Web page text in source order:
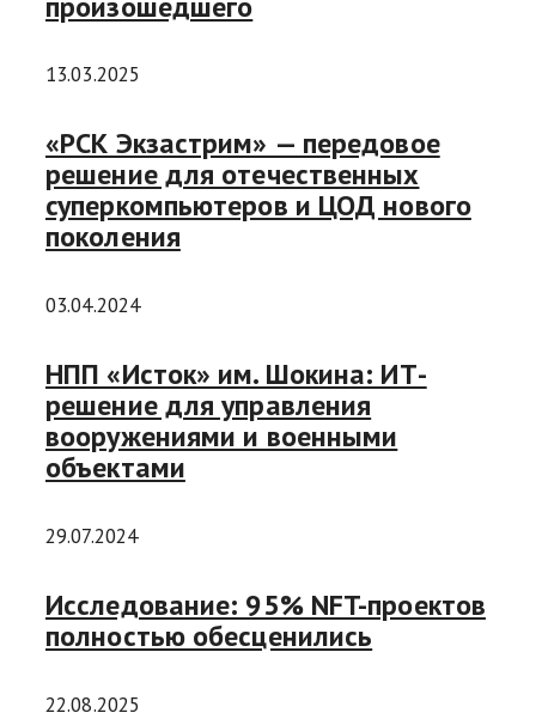
13.03.2025
«РСК Экзастрим» — передовое
решение для отечественных
суперкомпьютеров и ЦОД нового
поколения
03.04.2024
НПП «Исток» им. Шокина: ИТ-
решение для управления
вооружениями и военными
объектами
29.07.2024
Исследование: 95% NFT-проектов
полностью обесценились
22.08.2025